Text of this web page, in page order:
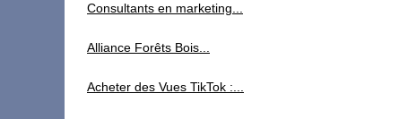
Consultants en marketing...
Alliance Forêts Bois...
Acheter des Vues TikTok :...